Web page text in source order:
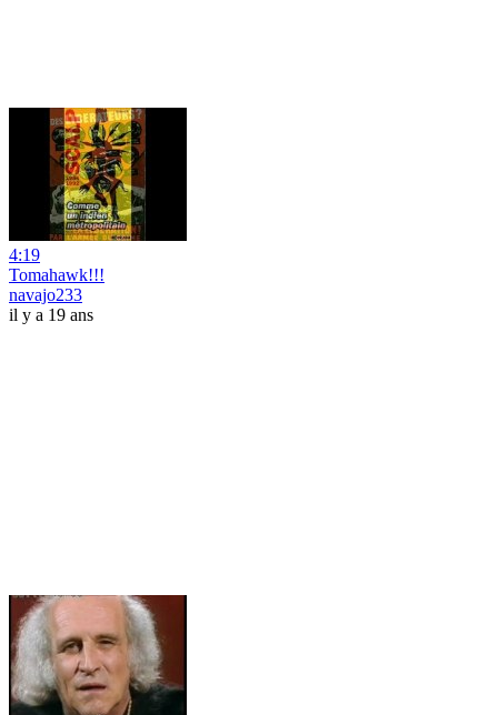
4:19
Tomahawk!!!
navajo233
il y a 19 ans